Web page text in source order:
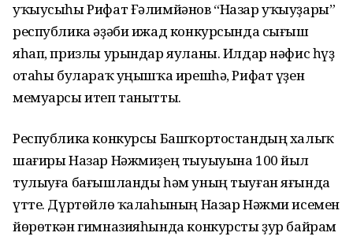
уҡыусыһы Рифат Ғәлимйәнов “Назар уҡыуҙары”
республика әҙәби ижад конкурсында сығыш
яһап, призлы урындар яуланы. Илдар нәфис һүҙ
оҫтаһы булараҡ уңышҡа ирешһә, Рифат үҙен
мемуарсы итеп танытты.
Республика конкурсы Башҡортостандың халыҡ
шағиры Назар Нәжмиҙең тыуыуына 100 йыл
тулыуға бағышланды һәм уның тыуған яғында
үтте. Дүртөйлө ҡалаһының Назар Нәжми исемен
йөрөткән гимназияһында конкурсты ҙур байрам